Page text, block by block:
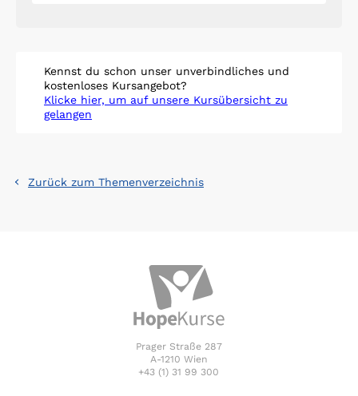
Kennst du schon unser unverbindliches und
kostenloses Kursangebot?
Klicke hier, um auf unsere Kursübersicht zu
gelangen
Zurück zum Themenverzeichnis
Prager Straße 287
A-1210 Wien
+43 (1) 31 99 300